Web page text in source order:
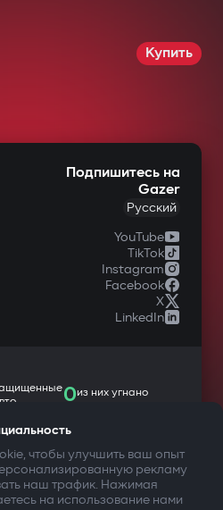
Купить
Подпишитесь на
Gazer
Русский
YouTube
TikTok
Instagram
Facebook
X
LinkedIn
0из них угнано
ПРЕЖДЕ ВСЕГО
чтобы улучшить ваш опыт
рекламу
наш трафик. Нажимая
на использование нами